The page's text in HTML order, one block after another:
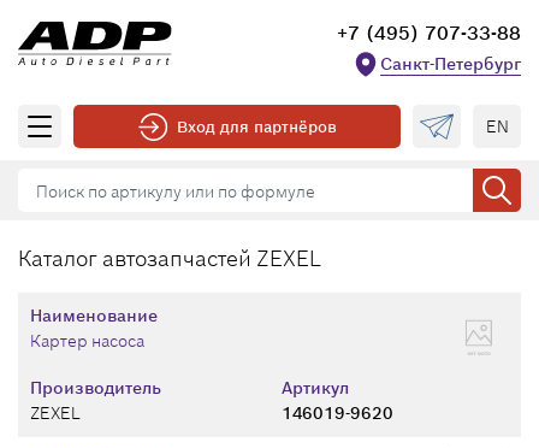
+7 (495) 707-33-88
Санкт-Петербург
Вход для партнёров EN
Каталог автозапчастей ZEXEL
Производитель
ZEXEL
Артикул
146019-9620
Наименование
Картер насоса